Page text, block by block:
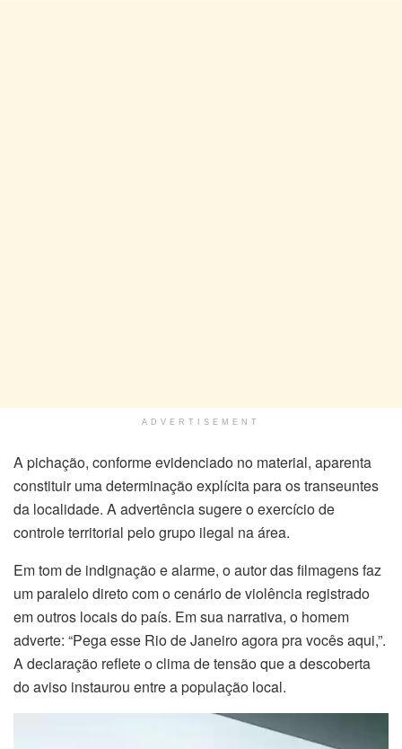
ADVERTISEMENT
A pichação, conforme evidenciado no material, aparenta
constituir uma determinação explícita para os transeuntes
da localidade. A advertência sugere o exercício de
controle territorial pelo grupo ilegal na área.
Em tom de indignação e alarme, o autor das filmagens faz
um paralelo direto com o cenário de violência registrado
em outros locais do país. Em sua narrativa, o homem
adverte: “Pega esse Rio de Janeiro agora pra vocês aqui,”.
A declaração reflete o clima de tensão que a descoberta
do aviso instaurou entre a população local.